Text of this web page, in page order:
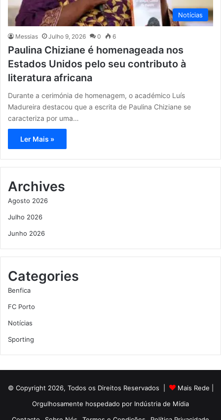
Notícias
Messias Julho 9, 2026 0 6
Paulina Chiziane é homenageada nos
Estados Unidos pelo seu contributo à
literatura africana
Durante a cerimónia de homenagem, o académico Luís
Madureira destacou que a escrita de Paulina Chiziane se
caracteriza por uma…
Ler Mais »
Archives
Agosto 2026
Julho 2026
Junho 2026
Categories
Benfica
FC Porto
Notícias
Sporting
© Copyright 2026, Todos os Direitos Reservados | Mais Rede
Orgulhosamente hospedado por Indústria de Mídia